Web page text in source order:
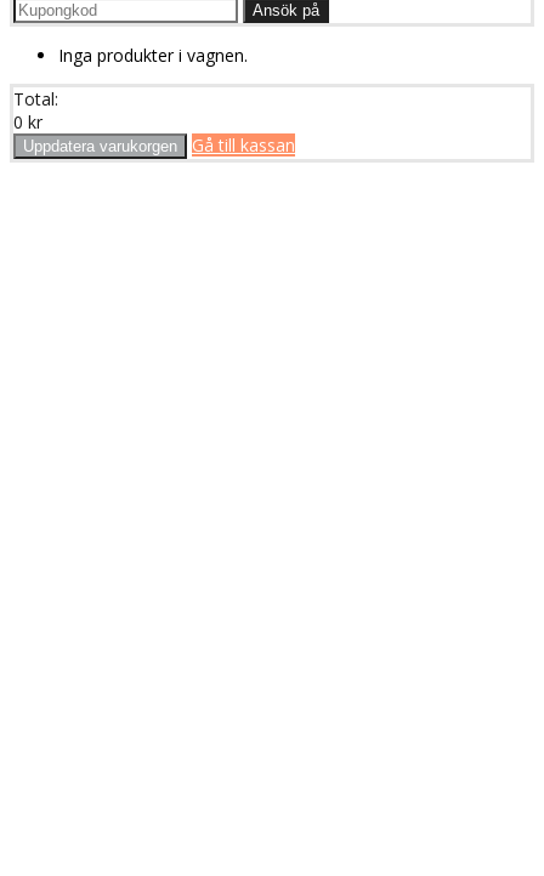
Ansök på
Inga produkter i vagnen.
Total:
0 kr
Uppdatera varukorgen Gå till kassan